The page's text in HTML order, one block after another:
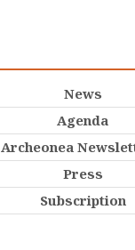
News
Agenda
Archeonea
Press
Subscription